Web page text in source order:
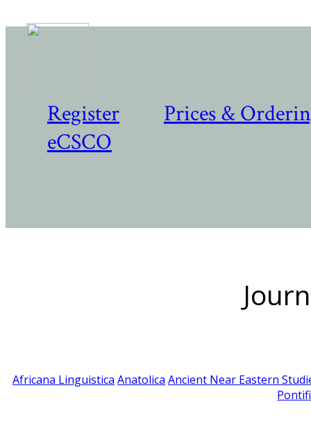
Register
Prices &
eCSCO
Africana Linguistica Anatolica Ancient Near Eastern